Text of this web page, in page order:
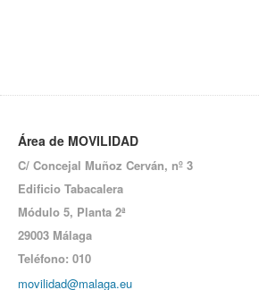
Área de MOVILIDAD
C/ Concejal Muñoz Cerván, nº 3
Edificio Tabacalera
Módulo 5, Planta 2ª
29003 Málaga
Teléfono: 010
movilidad@malaga.eu